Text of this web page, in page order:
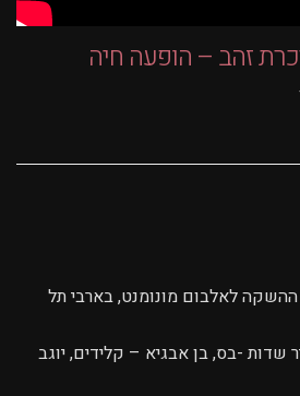
זהב – הופעה חיה
לאלבום מונומנט, בארבי תל
שדות -בס, בן אבגיא – קלידים, יוגב